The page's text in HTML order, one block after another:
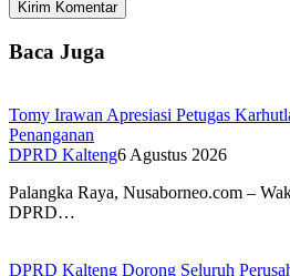
Baca Juga
Tomy Irawan Apresiasi Petugas
Penanganan
DPRD Kalteng6 Agustus 2026
Palangka Raya, Nusaborneo.com –
DPRD…
DPRD Kalteng Dorong Seluruh